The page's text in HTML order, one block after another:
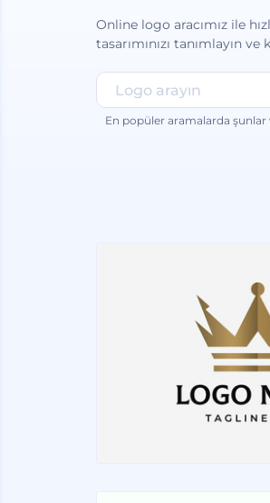
Online logo aracımız ile
tasarımınızı tanımlayın
En popüler aramalarda şunlar